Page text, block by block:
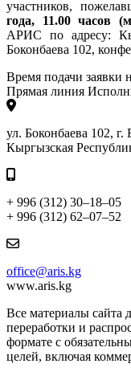
участников,
года, 11.00 часов
АРИС по адресу:
Боконбаева 102,
Время подачи заявки
Прямая линия
ул. Боконбаева 102, г.
Кыргызская
+ 996 (312) 30–18–05
+ 996 (312) 62–07–52
office@aris.kg
www.aris.kg
Все материалы сайта
переработки и
формате с
целей, включая